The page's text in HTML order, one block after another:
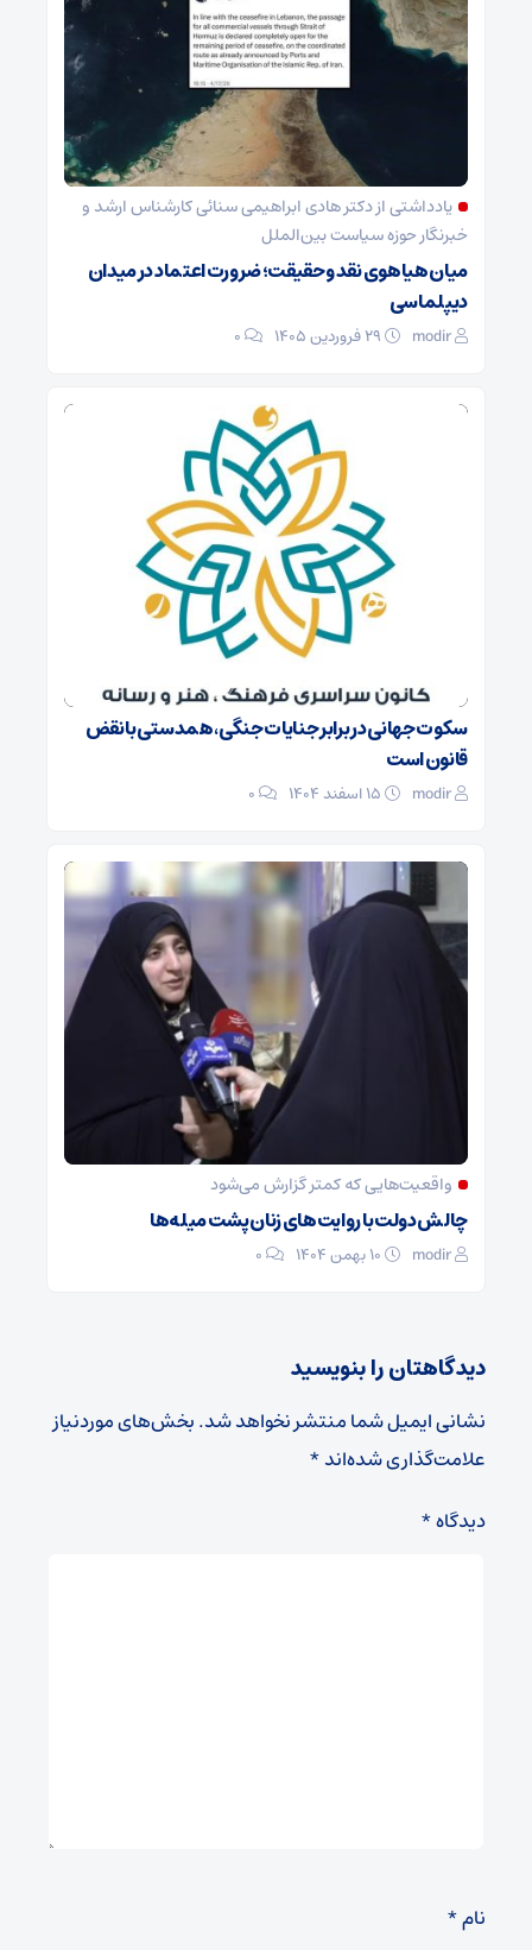
یادداشتی از دکتر هادی ابراهیمی سنائی کارشناس ارشد و
خبرنگار حوزه سیاست بین‌الملل
میان هیاهوی نقد و حقیقت؛ ضرورت اعتماد در میدان
دیپلماسی
modir
0
سکوت جهانی در برابر جنایات جنگی، همدستی با نقض
قانون است
modir
0
واقعیت‌هایی که کمتر گزارش می‌شود
چالش دولت با روایت‌های زنان پشت میله‌ها
modir
0
دیدگاهتان را بنویسید
نشانی ایمیل شما منتشر نخواهد شد.بخش‌های موردنیاز
علامت‌گذاری شده‌اند*
دیدگاه*
نام*